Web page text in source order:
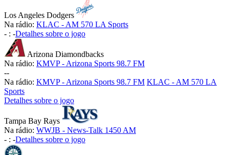
Los Angeles Dodgers
Na rádio: KLAC - AM 570 LA Sports
- : -Detalhes sobre o jogo
Arizona Diamondbacks
Na rádio: KMVP - Arizona Sports 98.7 FM
--
Na rádio: KMVP - Arizona Sports 98.7 FM KLAC - AM 570 LA
Sports
Detalhes sobre o jogo
Tampa Bay Rays
Na rádio: WWJB - News-Talk 1450 AM
- : -Detalhes sobre o jogo